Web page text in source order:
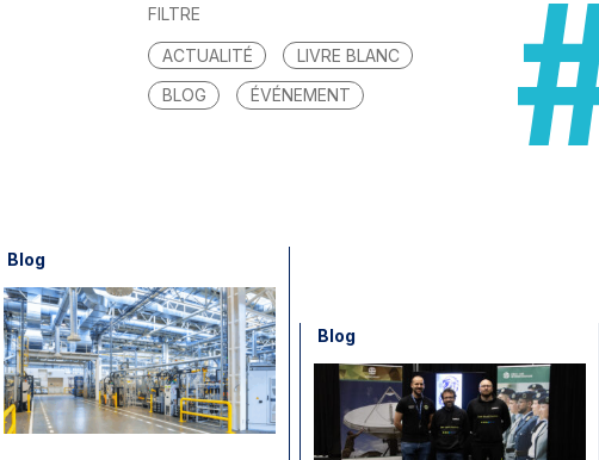
FILTRE
ACTUALITÉ
LIVRE BLANC
BLOG
ÉVÉNEMENT
Blog
Blog